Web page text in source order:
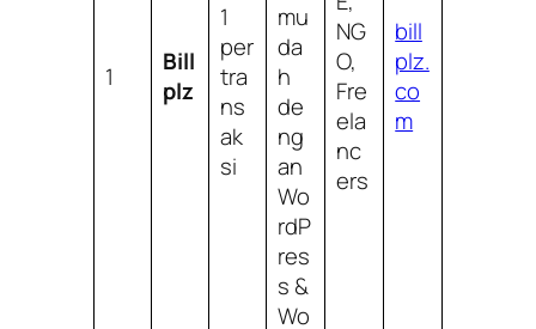
1
Bill
plz
1
per
tra
ns
ak
si
mu
da
h
de
ng
an
Wo
rdP
res
s &
Wo
NG
O,
Fre
ela
nc
ers
bill
plz.
co
m